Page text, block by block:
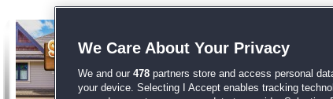
Sweet
Originaltitel:
We Care About Your Privacy
We and our 478 partners store and access personal
your device. Selecting I Accept enables tracking